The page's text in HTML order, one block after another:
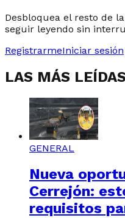
Desbloquea el resto de
seguir leyendo sin
RegistrarmeIniciar sesión
LAS MÁS LEÍDAS
GENERAL
Nueva
Cerrejón:
requisitos